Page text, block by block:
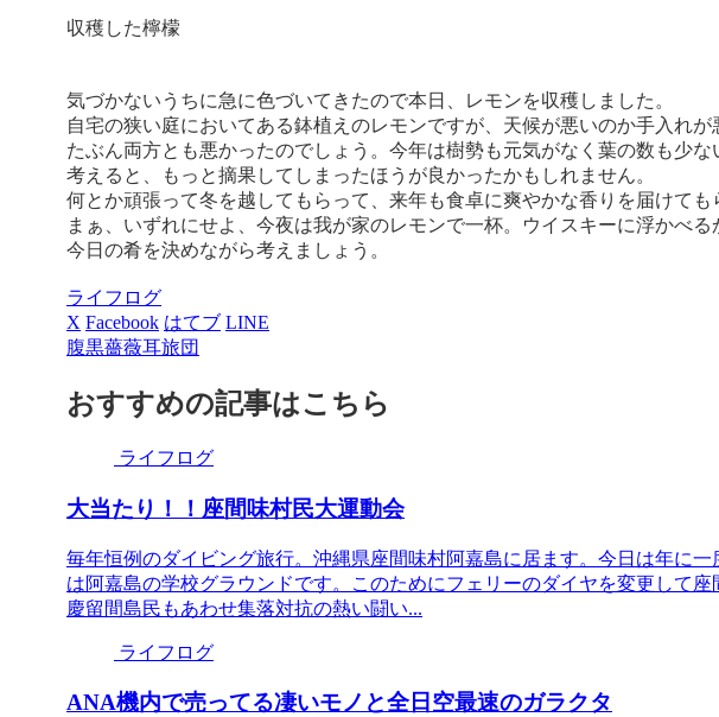
収穫した檸檬
気づかないうちに急に色づいてきたので本日、レモンを収穫しました。
自宅の狭い庭においてある鉢植えのレモンですが、天候が悪いのか手入れが
たぶん両方とも悪かったのでしょう。今年は樹勢も元気がなく葉の数も少
考えると、もっと摘果してしまったほうが良かったかもしれません。
何とか頑張って冬を越してもらって、来年も食卓に爽やかな香りを届けても
まぁ、いずれにせよ、今夜は我が家のレモンで一杯。ウイスキーに浮かべ
今日の肴を決めながら考えましょう。
ライフログ
X Facebook はてブ LINE
腹黒薔薇耳旅団
おすすめの記事はこちら
ライフログ
大当たり！！座間味村民大運動会
毎年恒例のダイビング旅行。沖縄県座間味村阿嘉島に居ます。今日は年に
は阿嘉島の学校グラウンドです。このためにフェリーのダイヤを変更して座
慶留間島民もあわせ集落対抗の熱い闘い...
ライフログ
ANA機内で売ってる凄いモノと全日空最速のガラクタ